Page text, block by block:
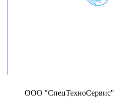
ООО "СпецТехноСервис"